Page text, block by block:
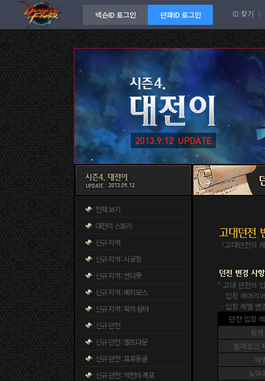
넥슨ID 로그인 던파ID 로그인 ID 찾기
전체 보기
대전이 스토리
신규 지역
신규 지역 : 시궁창
신규 지역 : 언더풋
신규 지역 : 베히모스
신규 지역 : 북의 쉼터
신규 던전
신규 던전 : 멜트다운
신규 던전 : 표류동굴
신규 던전 : 역천의 폭포
「고대던전의
* 고대 던전의
- 입장 에어리
- 입장 레벨 변
던전 입장
왕
빌마르크
비
노이